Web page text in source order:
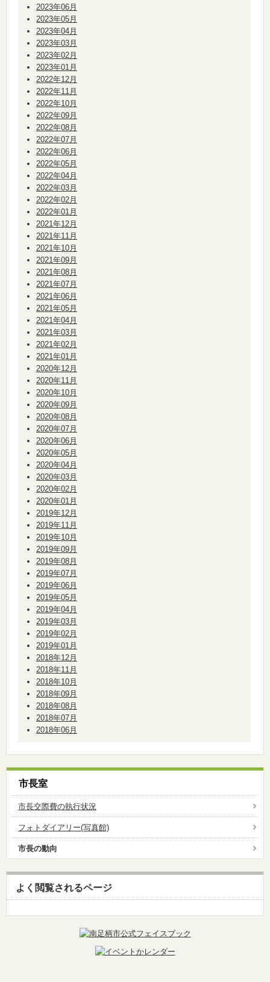
2023年06月
2023年05月
2023年04月
2023年03月
2023年02月
2023年01月
2022年12月
2022年11月
2022年10月
2022年09月
2022年08月
2022年07月
2022年06月
2022年05月
2022年04月
2022年03月
2022年02月
2022年01月
2021年12月
2021年11月
2021年10月
2021年09月
2021年08月
2021年07月
2021年06月
2021年05月
2021年04月
2021年03月
2021年02月
2021年01月
2020年12月
2020年11月
2020年10月
2020年09月
2020年08月
2020年07月
2020年06月
2020年05月
2020年04月
2020年03月
2020年02月
2020年01月
2019年12月
2019年11月
2019年10月
2019年09月
2019年08月
2019年07月
2019年06月
2019年05月
2019年04月
2019年03月
2019年02月
2019年01月
2018年12月
2018年11月
2018年10月
2018年09月
2018年08月
2018年07月
2018年06月
市長室
市長交際費の執行状況
フォトダイアリー(写真館)
市長の動向
よく閲覧されるページ